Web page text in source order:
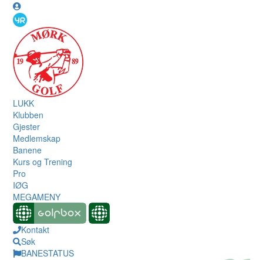
LUKK
Klubben
Gjester
Medlemskap
Banene
Kurs og Trening
Pro
IØG
MEGAMENY
Kontakt
Søk
BANESTATUS